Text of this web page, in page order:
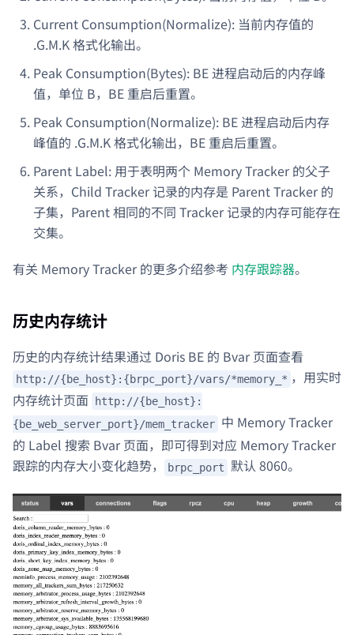
Current Consumption(Normalize): 当前内存值的
.G.M.K 格式化输出。
Peak Consumption(Bytes): BE 进程启动后的内存峰
值，单位 B，BE 重启后重置。
Peak Consumption(Normalize): BE 进程启动后内存
峰值的 .G.M.K 格式化输出，BE 重启后重置。
Parent Label: 用于表明两个 Memory Tracker 的父子
关系，Child Tracker 记录的内存是 Parent Tracker 的
子集，Parent 相同的不同 Tracker 记录的内存可能存在
交集。
有关 Memory Tracker 的更多介绍参考 内存跟踪器。
历史内存统计
历史的内存统计结果通过 Doris BE 的 Bvar 页面查看
http://{be_host}:{brpc_port}/vars/*memory_* ，用实时
内存统计页面
http://{be_host}:
{be_web_server_port}/mem_tracker 中 Memory Tracker
的 Label 搜索 Bvar 页面，即可得到对应 Memory Tracker
跟踪的内存大小变化趋势，
brpc_port 默认 8060。